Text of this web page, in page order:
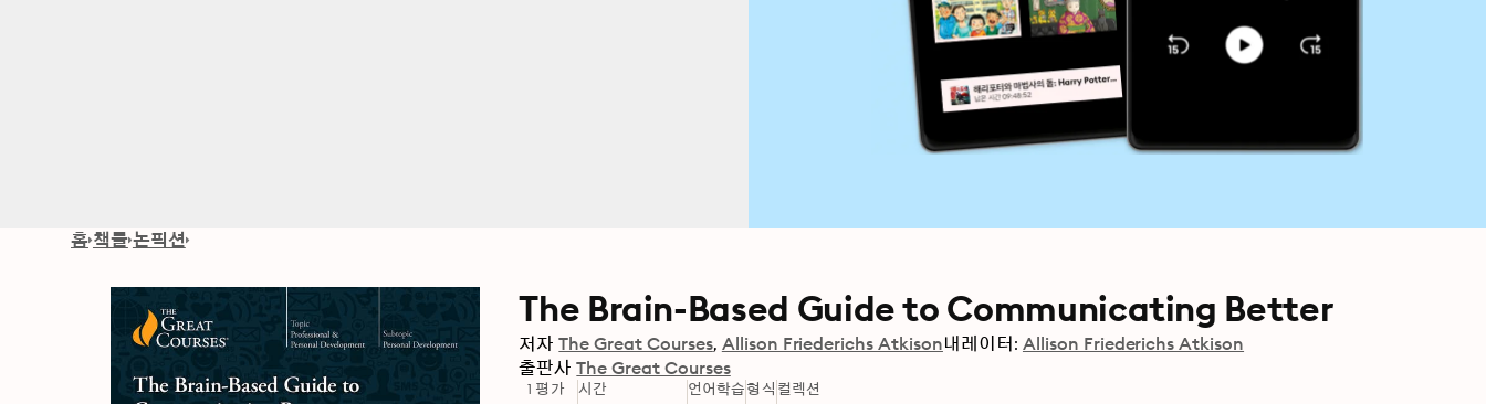
홈 책들 논픽션
The Brain-Based Guide to Communicating Better
저자 The Great Courses Allison Friederichs Atkison내레이터: Allison Friederichs Atkison
출판사 The Great Courses
1 평가 시간 언어학습형식 컬렉션